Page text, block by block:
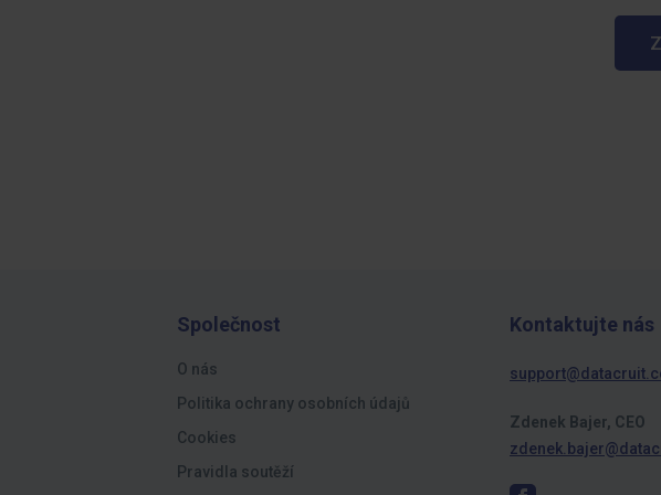
Společnost
O nás
Politika ochrany osobních údajů
Cookies
Pravidla soutěží
Kontaktujte nás
Zdenek Bajer, CEO